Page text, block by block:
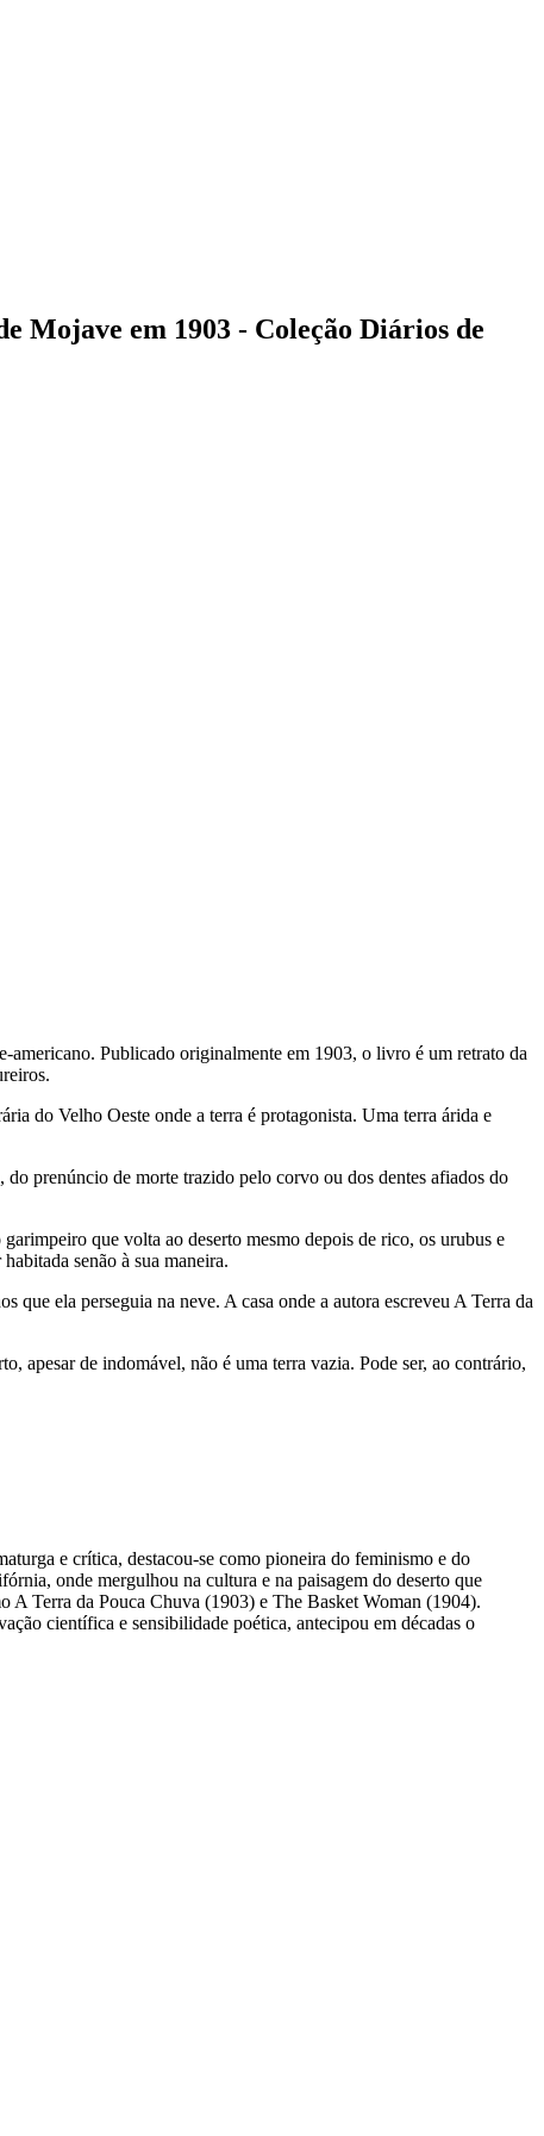
Mojave em 1903 - Coleção Diários de
americano. Publicado originalmente em 1903, o livro é um retrato da
do Velho Oeste onde a terra é protagonista. Uma terra árida e
prenúncio de morte trazido pelo corvo ou dos dentes afiados do
que volta ao deserto mesmo depois de rico, os urubus e
senão à sua maneira.
que ela perseguia na neve. A casa onde a autora escreveu A Terra da
apesar de indomável, não é uma terra vazia. Pode ser, ao contrário,
e crítica, destacou-se como pioneira do feminismo e do
onde mergulhou na cultura e na paisagem do deserto que
A Terra da Pouca Chuva (1903) e The Basket Woman (1904).
científica e sensibilidade poética, antecipou em décadas o